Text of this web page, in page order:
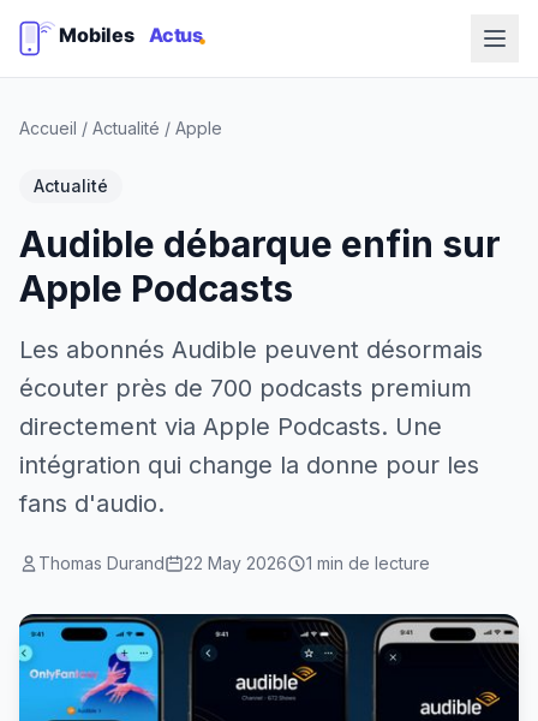
Accueil / Actualité / Apple
Actualité
Audible débarque enfin sur
Apple Podcasts
Les abonnés Audible peuvent désormais
écouter près de 700 podcasts premium
directement via Apple Podcasts. Une
intégration qui change la donne pour les
fans d'audio.
Thomas Durand 22 May 2026 1 min de lecture